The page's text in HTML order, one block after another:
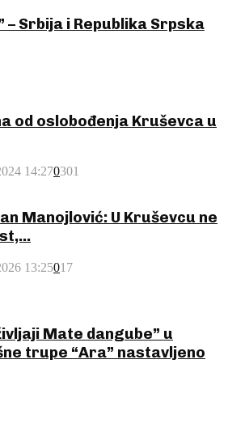
– Srbija i Republika Srpska
od oslobođenja Kruševca u
14:270301
Manojlović: U Kruševcu ne
13:25017
Mate dangube” u
trupe “Ara” nastavljeno